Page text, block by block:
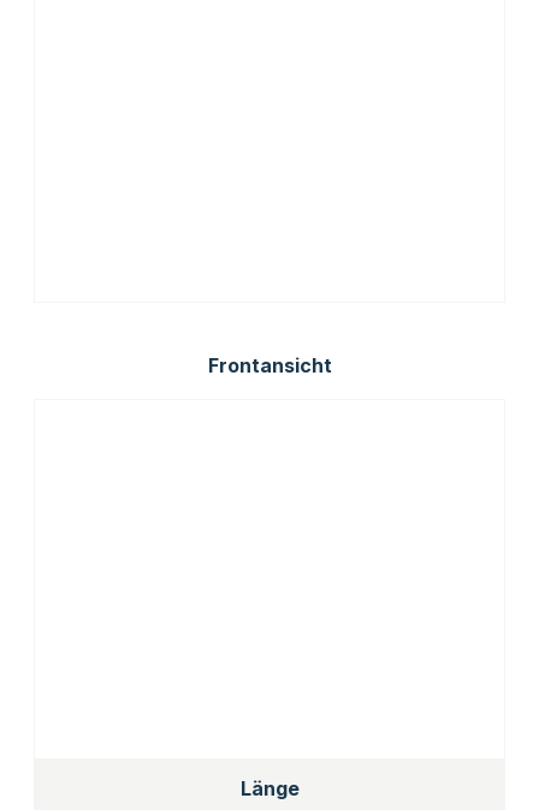
Frontansicht
Länge